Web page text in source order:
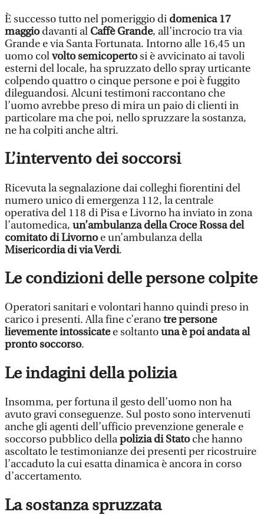
È successo tutto nel pomeriggio di domenica 17
maggiodavanti al Caffè Grande, all’incrocio tra via
Grande e via Santa Fortunata. Intorno alle 16,45 un
uomo colvolto semicopertosi è avvicinato ai tavoli
esterni del locale, ha spruzzato dello spray urticante
colpendo quattro o cinque persone e poi è fuggito
dileguandosi. Alcuni testimoni raccontano che
l’uomo avrebbe preso di mira un paio di clienti in
particolare ma che poi, nello spruzzare la sostanza,
ne ha colpiti anche altri.
L’intervento dei soccorsi
Ricevuta la segnalazione dai colleghi fiorentini del
numero unico di emergenza 112, la centrale
operativa del 118 di Pisa e Livorno ha inviato in zona
l’automedica, un’ambulanza della Croce Rossa del
comitato di Livornoe un’ambulanza della
Misericordia di via Verdi.
Le condizioni delle persone colpite
Operatori sanitari e volontari hanno quindi preso in
carico i presenti. Alla fine c’eranotre persone
lievemente intossicatee soltantouna è poi andata al
pronto soccorso.
Le indagini della polizia
Insomma, per fortuna il gesto dell’uomo non ha
avuto gravi conseguenze. Sul posto sono intervenuti
anche gli agenti dell’ufficio prevenzione generale e
soccorso pubblico dellapolizia di Statoche hanno
ascoltato le testimonianze dei presenti per ricostruire
l’accaduto la cui esatta dinamica è ancora in corso
d’accertamento.
La sostanza spruzzata